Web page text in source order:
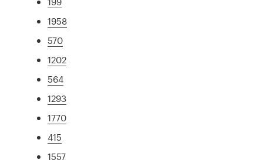
1958
570
1202
564
1293
1770
415
1557